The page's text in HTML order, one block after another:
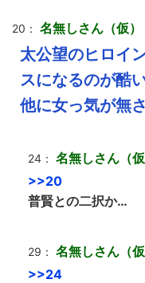
20： 名無しさん（仮）
太公望のヒロイ
スになるのが酷
他に女っ気が無
24： 名無しさん（仮
>>20
普賢との二択か…
29： 名無しさん（仮
>>24